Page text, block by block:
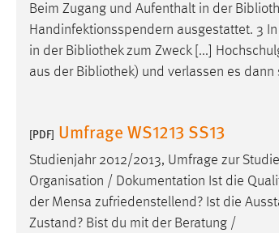
Beim Zugang und Aufenthalt in der
Handinfektionsspendern ausgestattet. 3
in der Bibliothekzum Zweck [...]
aus der Bibliothek) und verlassen es
[PDF] Umfrage WS1213 SS13
Studienjahr 2012/2013, Umfrage zur
Organisation / Dokumentation Ist die
der Mensa zufriedenstellend? Ist die
Zustand? Bist du mit der Beratung /
Vimeo